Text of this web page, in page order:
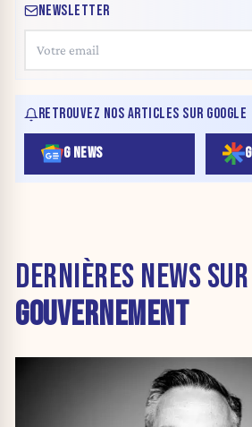
NEWSLETTER
RETROUVEZ NOS ARTICLES SUR GOOGLE
G NEWS
DERNIÈRES NEWS SUR
GOUVERNEMENT